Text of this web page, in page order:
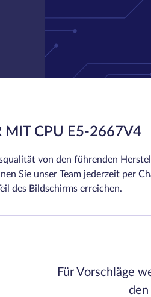
MIT CPU E5-2667V4
von den führenden
Sie unser Team jederzeit per
des Bildschirms erreichen.
Für Vorschläge
den